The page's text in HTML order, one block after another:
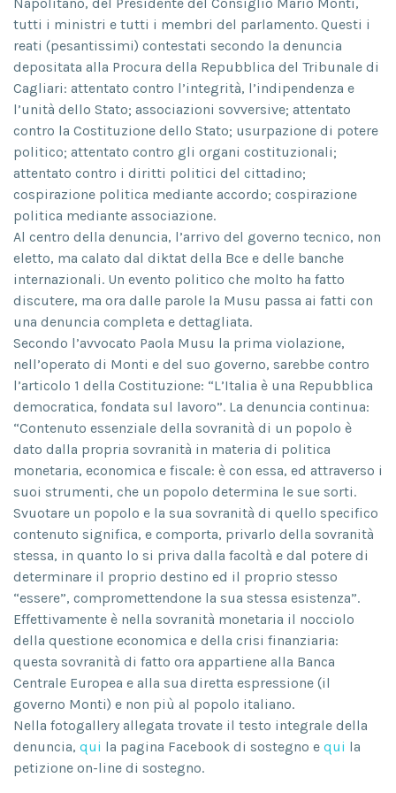
tutti i ministri e tutti i membri del parlamento. Questi i
reati (pesantissimi) contestati secondo la denuncia
depositata alla Procura della Repubblica del Tribunale di
Cagliari: attentato contro l’integrità, l’indipendenza e
l’unità dello Stato; associazioni sovversive; attentato
contro la Costituzione dello Stato; usurpazione di potere
politico; attentato contro gli organi costituzionali;
attentato contro i diritti politici del cittadino;
cospirazione politica mediante accordo; cospirazione
politica mediante associazione.
Al centro della denuncia, l’arrivo del governo tecnico, non
eletto, ma calato dal diktat della Bce e delle banche
internazionali. Un evento politico che molto ha fatto
discutere, ma ora dalle parole la Musu passa ai fatti con
una denuncia completa e dettagliata.
Secondo l’avvocato Paola Musu la prima violazione,
nell’operato di Monti e del suo governo, sarebbe contro
l’articolo 1 della Costituzione: “L’Italia è una Repubblica
democratica, fondata sul lavoro”. La denuncia continua:
“Contenuto essenziale della sovranità di un popolo è
dato dalla propria sovranità in materia di politica
monetaria, economica e fiscale: è con essa, ed attraverso i
suoi strumenti, che un popolo determina le sue sorti.
Svuotare un popolo e la sua sovranità di quello specifico
contenuto significa, e comporta, privarlo della sovranità
stessa, in quanto lo si priva dalla facoltà e dal potere di
determinare il proprio destino ed il proprio stesso
“essere”, compromettendone la sua stessa esistenza”.
Effettivamente è nella sovranità monetaria il nocciolo
della questione economica e della crisi finanziaria:
questa sovranità di fatto ora appartiene alla Banca
Centrale Europea e alla sua diretta espressione (il
governo Monti) e non più al popolo italiano.
Nella fotogallery allegata trovate il testo integrale della
denuncia, qui la pagina Facebook di sostegno e qui la
petizione on-line di sostegno.